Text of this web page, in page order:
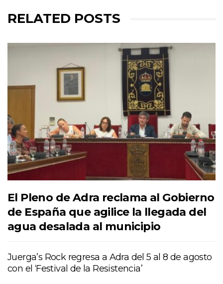
RELATED POSTS
El Pleno de Adra reclama al Gobierno
de España que agilice la llegada del
agua desalada al municipio
Juerga’s Rock regresa a Adra del 5 al 8 de agosto
con el ‘Festival de la Resistencia’